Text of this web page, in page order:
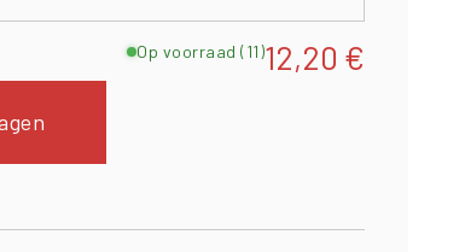
12,20 €
Op voorraad (11)